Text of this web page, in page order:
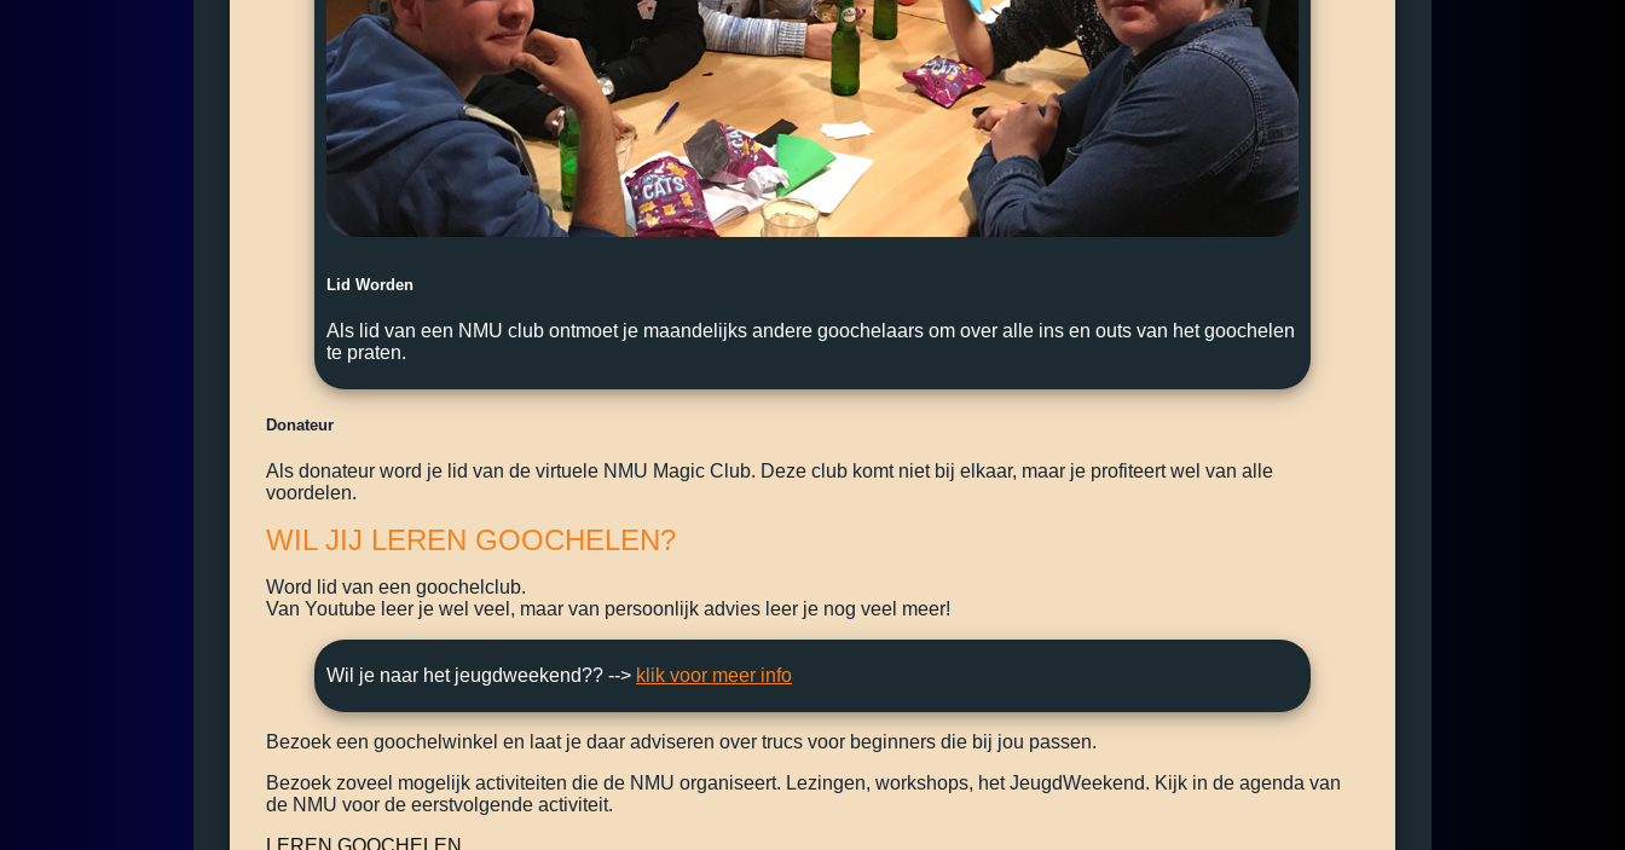
Lid Worden
Als lid van een NMU club ontmoet je maandelijks andere goochelaars om over alle ins en outs van het goochelen
te praten.
Donateur
Als donateur word je lid van de virtuele NMU Magic Club. Deze club komt niet bij elkaar, maar je profiteert wel van alle
voordelen.
WIL JIJ LEREN GOOCHELEN?
Word lid van een goochelclub.
Van Youtube leer je wel veel, maar van persoonlijk advies leer je nog veel meer!
Wil je naar het jeugdweekend?? --> klik voor meer info
Bezoek een goochelwinkel en laat je daar adviseren over trucs voor beginners die bij jou passen.
Bezoek zoveel mogelijk activiteiten die de NMU organiseert. Lezingen, workshops, het JeugdWeekend. Kijk in de agenda van
de NMU voor de eerstvolgende activiteit.